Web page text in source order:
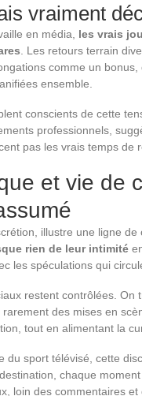
vraiment
en média, les vrais
. Les retours terrain
comme un bonus,
ensemble.
conscients de cette
professionnels,
pas les vrais temps de
et vie de
illustre une ligne de
rien de leur intimité
les spéculations qui
restent contrôlées. On
des mises en
tout en alimentant la
du sport télévisé, cette
chaque
loin des commentaires